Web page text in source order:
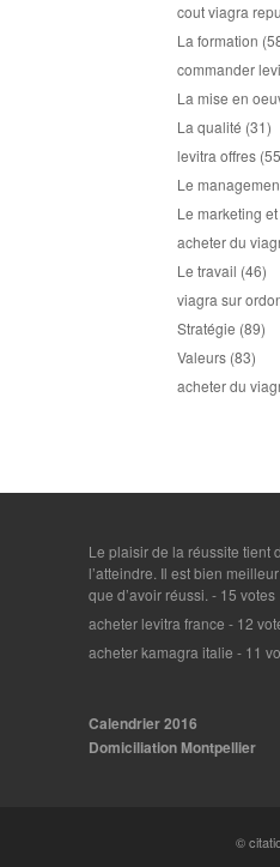
cout viagra
La formation
commander
La mise en
La qualité (31)
levitra offres
Le
Le marketing
acheter du
Le travail (46)
viagra sur
Stratégie (89)
Valeurs (83)
acheter du
Le plaisir de la réussite tient
l’atteindre. Il est bien
que d’avoir réussi. - 15 votes
acheter levitra france - 12
acheter kamagra italie - 11
Calendrier 2016
Domiciliation Montpellier
©